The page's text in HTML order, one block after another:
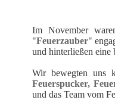
Im November
"Feuerzauber"
und hinterließen eine
Wir bewegten uns
Feuerspucker,
und das Team vom